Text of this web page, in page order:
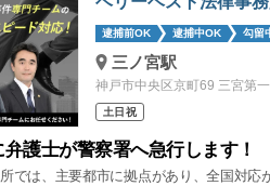
逮捕前OK 逮捕中OK 勾留
三ノ宮駅
神戸市中央区京町69 三宮第
土日祝
護士が警察署へ急行します！
では、主要都市に拠点があり、全国対応